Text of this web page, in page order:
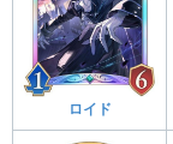
ロイド